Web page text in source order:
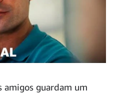
amigos guardam um